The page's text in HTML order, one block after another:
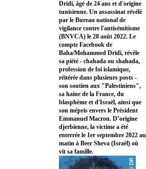
Dridi, âgé de 24 ans et d'origine
tunisienne. Un assassinat révélé
par le Bureau national de
vigilance contre l'antisémitisme
(BNVCA) le 28 août 2022. Le
compte Facebook de
Baha/Mohammed Dridi, révèle
sa piété - chahada ou shahada,
profession de foi islamique,
réitérée dans plusieurs posts -
son soutien aux "Palestiniens",
sa haine de la France, du
blasphème et d'Israël, ainsi que
son mépris envers le Président
Emmanuel Macron. D’origine
djerbienne, la victime a été
enterrée le 1er septembre 2022 au
matin à Beer Sheva (Israël) où
vit sa famille.